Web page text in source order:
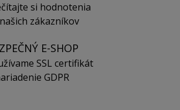
si hodnotenia
zákazníkov
E-SHOP
SSL certifikát
GDPR